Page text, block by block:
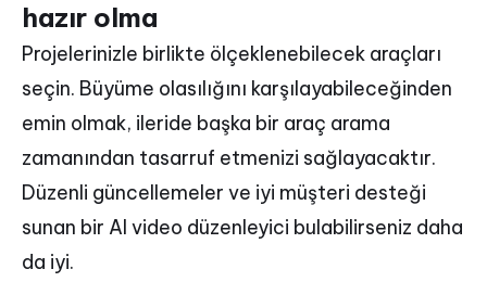
hazır olma
Projelerinizle birlikte ölçeklenebilecek araçları
seçin. Büyüme olasılığını karşılayabileceğinden
emin olmak, ileride başka bir araç arama
zamanından tasarruf etmenizi sağlayacaktır.
Düzenli güncellemeler ve iyi müşteri desteği
sunan bir AI video düzenleyici bulabilirseniz daha
da iyi.